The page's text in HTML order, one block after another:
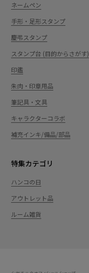
ネームペン
手形・足形スタンプ
慶弔スタンプ
スタンプ台 (目的からさがす)
印鑑
朱肉・印章用品
筆記具・文具
キャラクターコラボ
補充インキ/備品/部品
特集カテゴリ
ハンコの日
アウトレット品
ルーム雑貨